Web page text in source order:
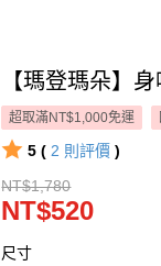
【瑪登瑪朵】
超取滿NT$1,000免運
5 ( 2 則評價 )
NT$1,780
NT$520
尺寸